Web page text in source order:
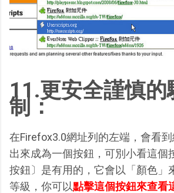
11.更安全謹慎的
制：
在Firefox3.0網址列的左端，會看
出來成為一個按鈕，可別小看這個
按鈕〕是有用的，它會以「顏色」
等級，你可以點擊這個按鈕來查看